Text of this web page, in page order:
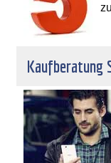
Kaufberatung